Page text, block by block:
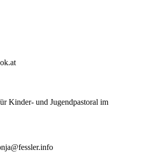
Kinder- und Jugendpastoral im